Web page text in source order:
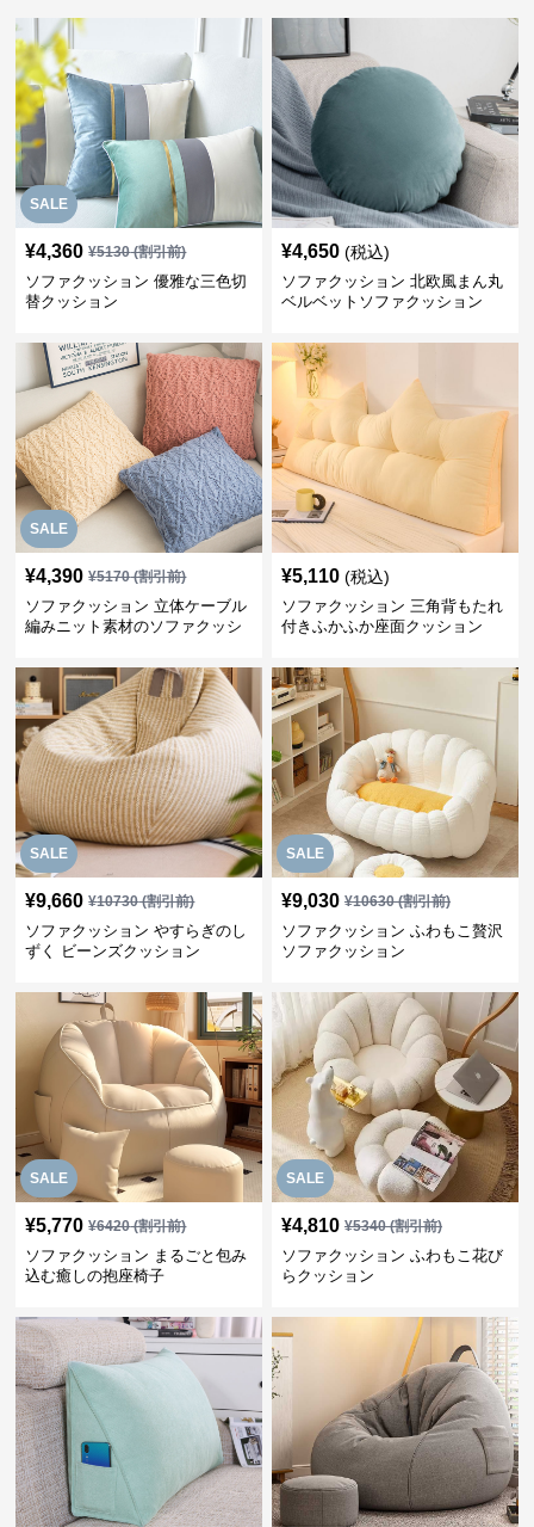
SALE
¥4,360 ¥5130(割引前)
ソファクッション 優雅な三色切
替クッション
¥4,650 (税込)
ソファクッション 北欧風まん丸
ベルベットソファクッション
SALE
¥4,390 ¥5170(割引前)
ソファクッション 立体ケーブル
編みニット素材のソファクッシ
¥5,110 (税込)
ソファクッション 三角背もたれ
付きふかふか座面クッション
SALE
¥9,660 ¥10730(割引前)
ソファクッション やすらぎのし
ずく ビーンズクッション
SALE
¥9,030 ¥10630(割引前)
ソファクッション ふわもこ贅沢
ソファクッション
SALE
¥5,770 ¥6420(割引前)
ソファクッション まるごと包み
込む癒しの抱座椅子
SALE
¥4,810 ¥5340(割引前)
ソファクッション ふわもこ花び
らクッション